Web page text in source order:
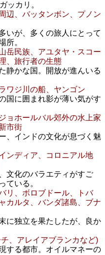
ッカリ。
辺、バッタンボン、プノン
いが、多くの旅人にとって
所。
岳民族、アユタヤ・スコー
、旅行者の生態
静かな国。開放が進んいる
ワジ川の船、ヤンゴン
国に囲まれ影が薄い気がす
ョホールバル郊外の水上家
市街
、インドの文化が息づく魅
ンディア、コロニアル地
文化のバラエティがすご
ている。
リ、ボロブドール、トバ
カルタ、バンダ諸島、ブナ
に独立を果たしたが、良か
、アレイアブランカなど)
する都市。オイルマネーの